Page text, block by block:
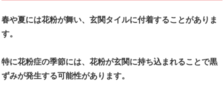
春や夏には花粉が舞い、玄関タイルに付着することがありま
す。
特に花粉症の季節には、花粉が玄関に持ち込まれることで黒
ずみが発生する可能性があります。